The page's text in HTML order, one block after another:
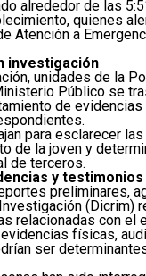
alrededor de las
quienes
Atención a
investigación
unidades de la
Público se
de
para esclarecer
de la joven y
de terceros.
y testimonios
preliminares,
(Dicrim)
relacionadas con el
físicas,
ser